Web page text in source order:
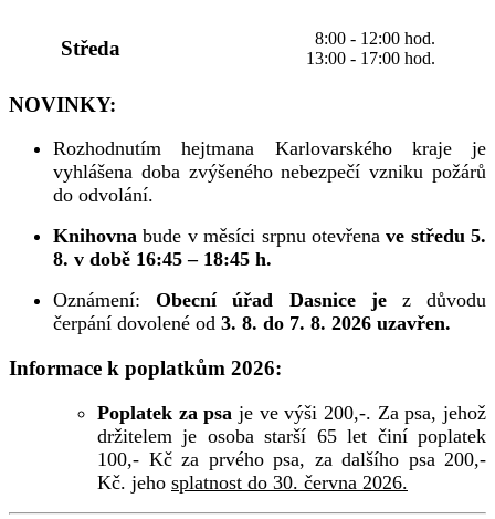
Středa
8:00 - 12:00 hod.
13:00 - 17:00 hod.
NOVINKY:
Rozhodnutím hejtmana Karlovarského kraje je
vyhlášena doba zvýšeného nebezpečí vzniku požárů
do odvolání.
Knihovna bude v měsíci srpnu otevřenave středu 5.
8. v době 16:45 – 18:45 h.
Oznámení:Obecní úřad Dasnice jez důvodu
čerpání dovolené od 3. 8. do 7. 8. 2026 uzavřen.
Informace k poplatkům 2026:
Poplatek za psa je ve výši 200,-. Za psa, jehož
držitelem je osoba starší 65 let činí poplatek
100,- Kč za prvého psa, za dalšího psa 200,-
Kč. jeho splatnost do 30. června 2026.